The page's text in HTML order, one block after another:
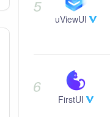
uViewUI
FirstUI